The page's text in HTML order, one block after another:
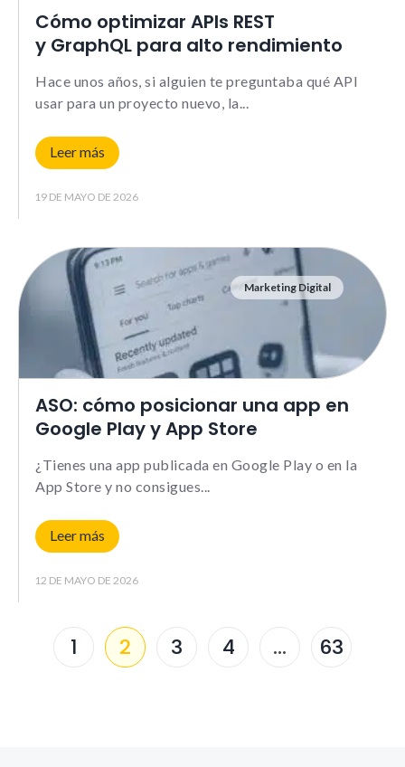
Cómo optimizar APIs REST
y GraphQL para alto rendimiento
Hace unos años, si alguien te preguntaba qué API
usar para un proyecto nuevo, la
Leer más
19 DE MAYO DE 2026
Marketing Digital
ASO: cómo posicionar una app en
Google Play y App Store
¿Tienes una app publicada en Google Play o en la
App Store y no consigues
Leer más
12 DE MAYO DE 2026
1 2 3 4 … 63